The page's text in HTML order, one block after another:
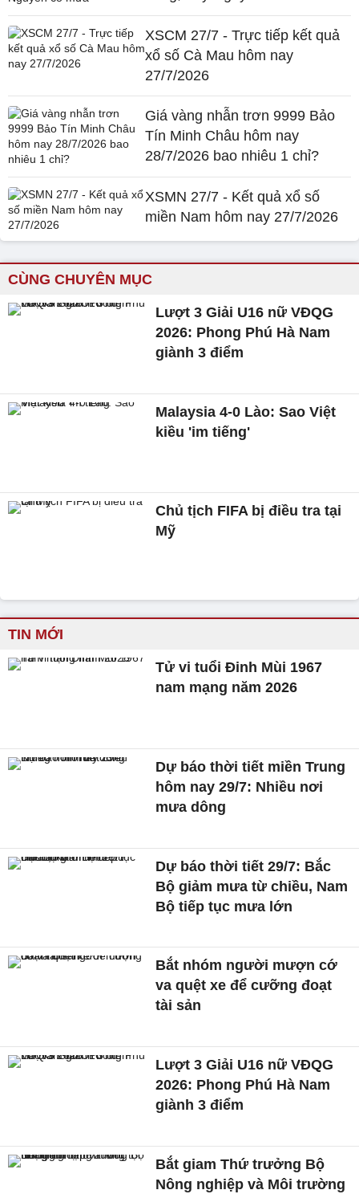
XSCM 27/7 - Trực tiếp kết quả
xổ số Cà Mau hôm nay
27/7/2026
Giá vàng nhẫn trơn 9999 Bảo
Tín Minh Châu hôm nay
28/7/2026 bao nhiêu 1 chỉ?
XSMN 27/7 - Kết quả xổ số
miền Nam hôm nay 27/7/2026
CÙNG CHUYÊN MỤC
Lượt 3 Giải U16 nữ VĐQG
2026: Phong Phú Hà Nam
giành 3 điểm
Malaysia 4-0 Lào: Sao Việt
kiều 'im tiếng'
Chủ tịch FIFA bị điều tra tại
Mỹ
TIN MỚI
Tử vi tuổi Đinh Mùi 1967
nam mạng năm 2026
Dự báo thời tiết miền Trung
hôm nay 29/7: Nhiều nơi
mưa dông
Dự báo thời tiết 29/7: Bắc
Bộ giảm mưa từ chiều, Nam
Bộ tiếp tục mưa lớn
Bắt nhóm người mượn cớ
va quệt xe để cưỡng đoạt
tài sản
Lượt 3 Giải U16 nữ VĐQG
2026: Phong Phú Hà Nam
giành 3 điểm
Bắt giam Thứ trưởng Bộ
Nông nghiệp và Môi trường